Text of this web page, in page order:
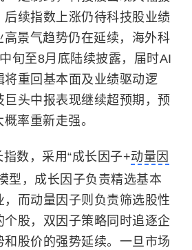
后续指数上涨仍待科技股业绩
景气趋势仍在延续，海外科
旬至8月底陆续披露，届时AI
将重回基本面及业绩驱动逻
头中报表现继续超预期，预
率重新走强。
数，采用“成长因子+动量因
型，成长因子负责精选基本
，而动量因子则负责筛选股性
个股，双因子策略同时追逐企
和股价的强势延续。一旦市场